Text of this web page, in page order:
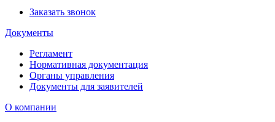
Заказать звонок
Документы
Регламент
Нормативная документация
Органы управления
Документы для заявителей
О компании